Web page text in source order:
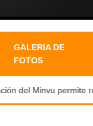
GALERIA DE
FOTOS
del Minvu permite